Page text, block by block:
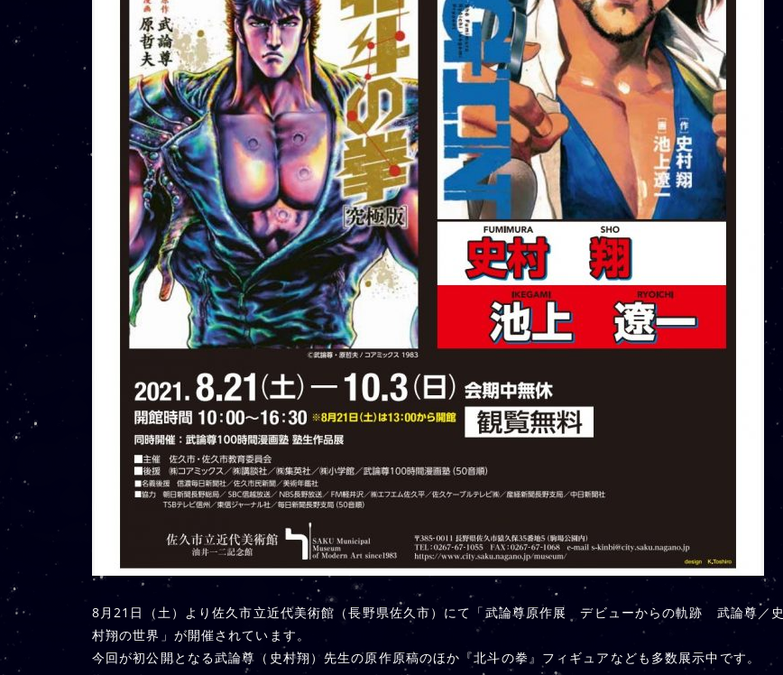
8月21日（土）より佐久市立近代美術館（長野県佐久市）にて「武論尊原作展 デビューからの軌跡 武論尊／史
村翔の世界」が開催されています。
今回が初公開となる武論尊（史村翔）先生の原作原稿のほか『北斗の拳』フィギュアなども多数展示中です。